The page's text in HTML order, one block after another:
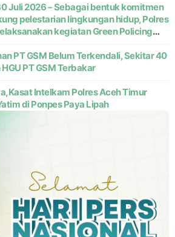
Juli 2026 – Sebagai bentuk komitmen
pelestarian lingkungan hidup, Polres
kegiatan Green Policing
Kabupaten
PT GSM Belum Terkendali, Sekitar 40
PT GSM Terbakar
Intelkam Polres Aceh Timur
di Ponpes Paya Lipah